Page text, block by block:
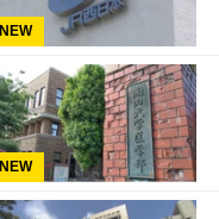
NEW
NEW